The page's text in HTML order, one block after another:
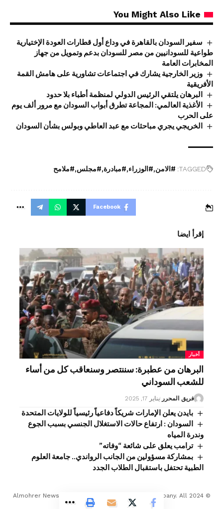
You Might Also Like
سفير السودان بالقاهرة في وداع أول قطارات العودة الإختيارية
طواعية للسودانيين من مصر للسودان بدعم وتمويل من جهاز
المخابرات العامة
وزير الخارجية يشارك في اجتماعات تشاورية على هامش القمة
الأفريقية
البرهان يلتقي الرئيس الدولي لمنظمة أطباء بلا حدود
الأغذية العالمي: المجاعة تطرق أبواب السودان مع مرور ألف يوم
على الحرب
الخريجي يجري مباحثات مع عبد العاطي وبولس بشأن السودان
TAGGED: #الامن #الوزراء #مبادرة #مجلس #ملامح
Facebook
إقرأ ايضا
أخبار
البرهان من عطبرة: سننتصر وسنعاقب كل من أساء
للشعب السوداني
فريق المحرر يناير 17, 2025
بايدن يعلن الإمارات شريكاً دفاعياً رئيسياً للولايات المتحدة
السودان : ارتفاع حالات الاستغلال الجنسي بسبب الجوع
وندرة المياه
ترامب يعلق على شائعة “وفاته”
بمشاركة مسؤولين من الجانب الرواندي.. جامعة العلوم
الطبية تحتفل باستقبال الطلاب الجدد
© 2024 Almohrer News. winwin company Developed Company. All
Rights Reserved.